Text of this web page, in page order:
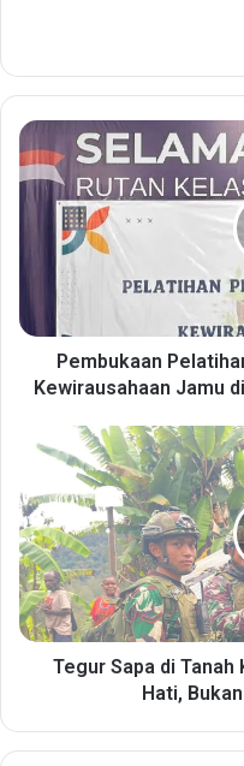
P
e
m
n
h
a
n
P
e
n
a
Pembukaan
Kewirausahaan Jamu
u
r
S
a
p
a
Tegur Sapa di Tanah
Hati,